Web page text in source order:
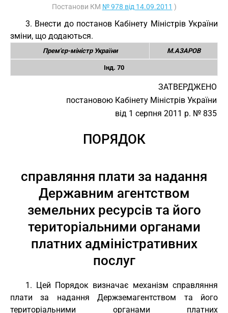
Постанови КМ № 978 від 14.09.2011 )
3. Внести до постанов Кабінету Міністрів України
зміни, що додаються.
Прем'єр-міністр України М.АЗАРОВ
Інд. 70
ЗАТВЕРДЖЕНО
постановою Кабінету Міністрів України
від 1 серпня 2011 р. № 835
ПОРЯДОК
справляння плати за надання
Державним агентством
земельних ресурсів та його
територіальними органами
платних адміністративних
послуг
1. Цей Порядок визначає механізм справляння
плати за надання Держземагентством та його
територіальними органами платних